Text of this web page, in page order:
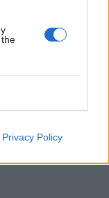
Privacy Policy